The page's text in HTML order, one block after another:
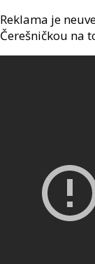
Reklama je
Čerešničkou na